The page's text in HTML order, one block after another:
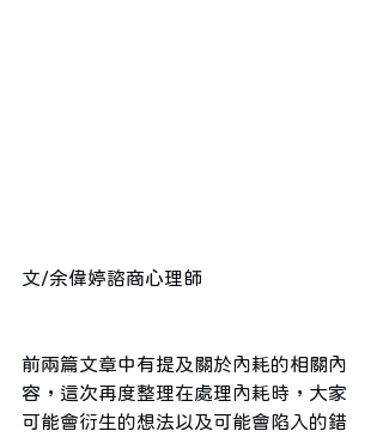
文/余偉婷諮商心理師
前兩篇文章中有提及關於內耗的相關內
容，這次再度整理在處理內耗時，大家
可能會衍生的想法以及可能會陷入的錯